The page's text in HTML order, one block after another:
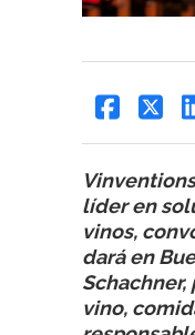
líder en
vinos,
dará en
vino,